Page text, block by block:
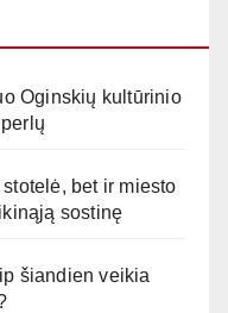
Oginskių kultūrinio
bet ir miesto
sostinę
šiandien veikia